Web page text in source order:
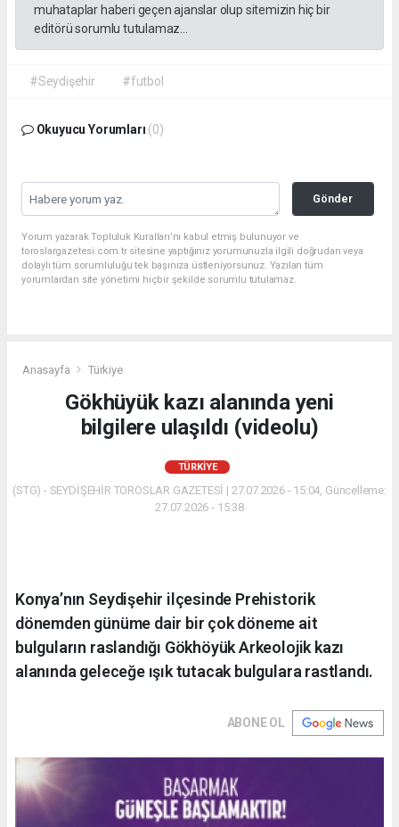
muhataplar haberi geçen ajanslar olup sitemizin hiç bir
editörü sorumlu tutulamaz...
#Seydişehir #futbol
Okuyucu Yorumları (0)
Gönder
Yorum yazarak Topluluk Kuralları’nı kabul etmiş bulunuyor ve
toroslargazetesi.com.tr sitesine yaptığınız yorumunuzla ilgili doğrudan veya
dolaylı tüm sorumluluğu tek başınıza üstleniyorsunuz. Yazılan tüm
yorumlardan site yönetimi hiçbir şekilde sorumlu tutulamaz.
Anasayfa Türkiye
Gökhüyük kazı alanında yeni
bilgilere ulaşıldı (videolu)
TÜRKIYE
(STG) - SEYDİŞEHİR TOROSLAR GAZETESİ | 27.07.2026 - 15:04, Güncelleme:
27.07.2026 - 15:38
Konya’nın Seydişehir ilçesinde Prehistorik
dönemden günüme dair bir çok döneme ait
bulguların raslandığı Gökhöyük Arkeolojik kazı
alanında geleceğe ışık tutacak bulgulara rastlandı.
ABONE OL